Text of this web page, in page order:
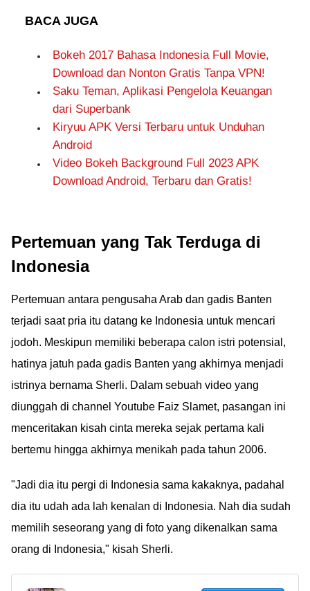
BACA JUGA
Bokeh 2017 Bahasa Indonesia Full Movie,
Download dan Nonton Gratis Tanpa VPN!
Saku Teman, Aplikasi Pengelola Keuangan
dari Superbank
Kiryuu APK Versi Terbaru untuk Unduhan
Android
Video Bokeh Background Full 2023 APK
Download Android, Terbaru dan Gratis!
Pertemuan yang Tak Terduga di
Indonesia
Pertemuan antara pengusaha Arab dan gadis Banten
terjadi saat pria itu datang ke Indonesia untuk mencari
jodoh. Meskipun memiliki beberapa calon istri potensial,
hatinya jatuh pada gadis Banten yang akhirnya menjadi
istrinya bernama Sherli. Dalam sebuah video yang
diunggah di channel Youtube Faiz Slamet, pasangan ini
menceritakan kisah cinta mereka sejak pertama kali
bertemu hingga akhirnya menikah pada tahun 2006.
"Jadi dia itu pergi di Indonesia sama kakaknya, padahal
dia itu udah ada lah kenalan di Indonesia. Nah dia sudah
memilih seseorang yang di foto yang dikenalkan sama
orang di Indonesia," kisah Sherli.